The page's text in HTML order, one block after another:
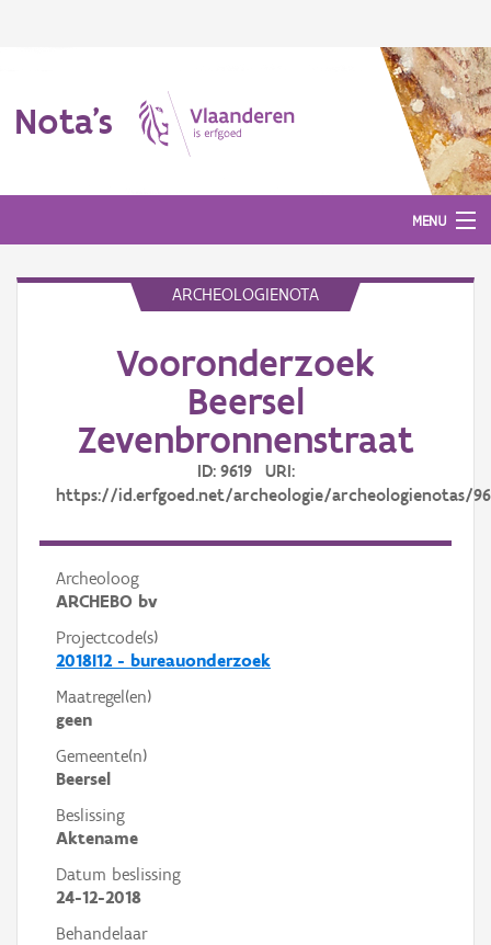
Nota's
MENU
ARCHEOLOGIENOTA
Vooronderzoek
Beersel
Zevenbronnenstraat
ID: 9619 URI:
https://id.erfgoed.net/archeologie/archeologienotas/
Archeoloog
ARCHEBO bv
Projectcode(s)
2018I12 - bureauonderzoek
Maatregel(en)
geen
Gemeente(n)
Beersel
Beslissing
Aktename
Datum beslissing
24-12-2018
Behandelaar